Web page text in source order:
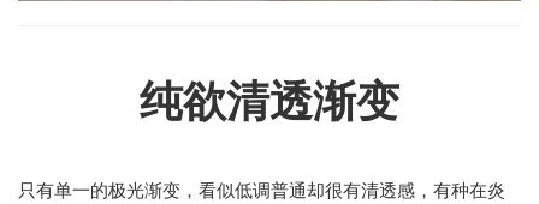
纯欲清透渐变
只有单一的极光渐变，看似低调普通却很有清透感，有种在炎